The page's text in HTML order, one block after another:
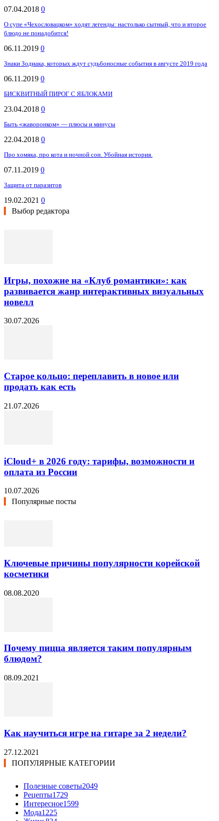
07.04.2018 0
О супе «Чехословацком» ходят легенды: настолько сытный, что и второе
блюдо не понадобится!
06.11.2019 0
Знаки Зодиака, которых ждут судьбоносные события в августе 2019 года
06.11.2019 0
БИСКВИТНЫЙ ПИРОГ С ЯБЛОКАМИ
23.04.2018 0
Быть «жаворонком» — плюсы и минусы
22.04.2018 0
Про хомяка, про кота и ночной сон. Убойная история.
07.11.2019 0
Защита от паразитов
19.02.2021 0
Выбор редактора
Игры, похожие на «Клуб романтики»: как
развивается жанр интерактивных визуальных
новелл
30.07.2026
Старое кольцо: переплавить в новое или
продать как есть
21.07.2026
iCloud+ в 2026 году: тарифы, возможности и
оплата из России
10.07.2026
Популярные посты
Ключевые причины популярности корейской
косметики
08.08.2020
Почему пицца является таким популярным
блюдом?
08.09.2021
Как научиться игре на гитаре за 2 недели?
27.12.2021
ПОПУЛЯРНЫЕ КАТЕГОРИИ
Полезные советы2049
Рецепты1729
Интересное1599
Мода1225